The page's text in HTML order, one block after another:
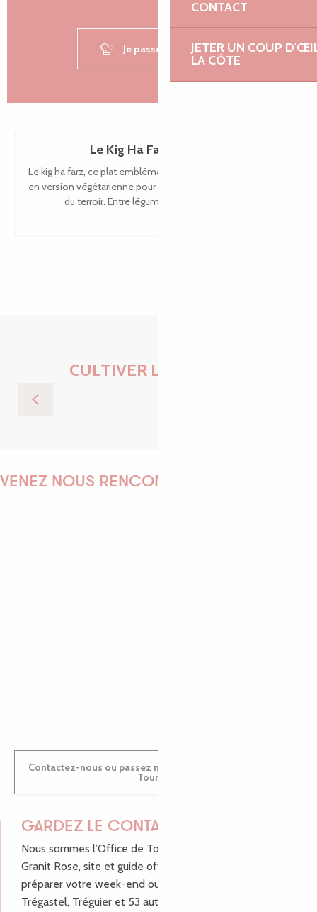
CONTACT
JETER UN COUP
LA CÔTE
Je passe le tablier !
Le Kig Ha Farz végétarien
Le kig ha farz, ce plat emblématique de Bretagne, se réinvente
en version végétarienne pour célébrer les saveurs généreuses
du terroir. Entre légumes de saison, bouillon...
CULTIVER L'ESSENTIEL
VENEZ NOUS RENCONTRER !
Contactez-nous ou passez nous voir dans nos Offices de
Tourisme
GARDEZ LE CONTACT !
Nous sommes l’Office de Tourisme Bretagne - Côte de
Granit Rose, site et guide officiel pour vous aider à
préparer votre week-end ou vos vacances à Lannion,
Trégastel, Tréguier et 53 autres communes de Lannion-